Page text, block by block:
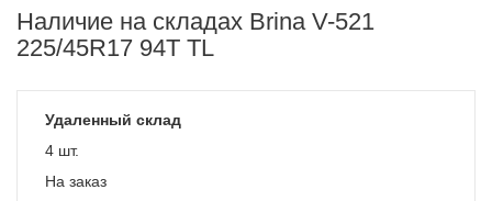
Наличие на складах Brina V-521
225/45R17 94T TL
Удаленный склад
4 шт.
На заказ